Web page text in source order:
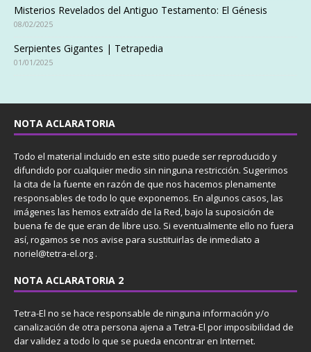
Misterios Revelados del Antiguo Testamento: El Génesis
08/02/2025
Serpientes Gigantes | Tetrapedia
01/01/2025
NOTA ACLARATORIA
Todo el material incluido en este sitio puede ser reproducido y
difundido por cualquier medio sin ninguna restricción. Sugerimos
la cita de la fuente en razón de que nos hacemos plenamente
responsables de todo lo que exponemos. En algunos casos, las
imágenes las hemos extraído de la Red, bajo la suposición de
buena fe de que eran de libre uso. Si eventualmente ello no fuera
así, rogamos se nos avise para sustituirlas de inmediato a
noriel@tetra-el.org .
NOTA ACLARATORIA 2
Tetra-El no se hace responsable de ninguna información y/o
canalización de otra persona ajena a Tetra-El por imposibilidad de
dar validez a todo lo que se pueda encontrar en Internet.